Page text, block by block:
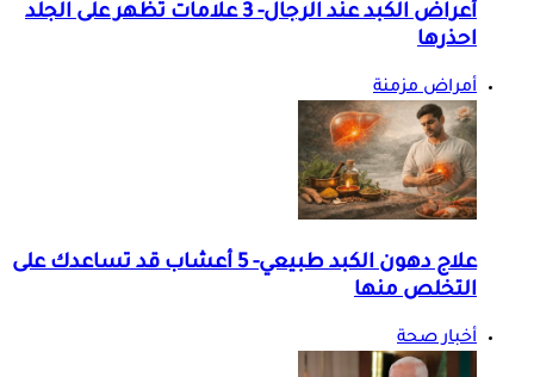
أعراض الكبد عند الرجال- 3 علامات تظهر على الجلد
احذرها
أمراض مزمنة
علاج دهون الكبد طبيعي- 5 أعشاب قد تساعدك على
التخلص منها
أخبار صحة